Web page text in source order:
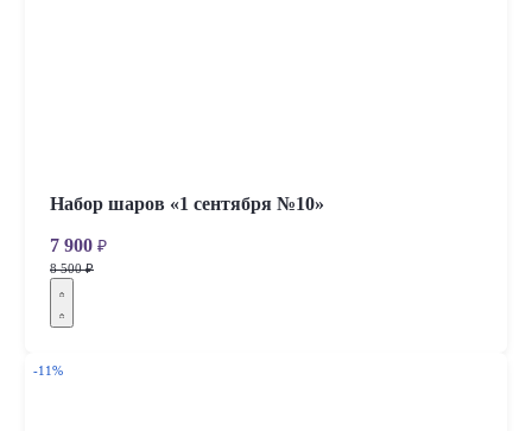
Набор шаров «1 сентября №10»
7 900 ₽
8 500 ₽
-11%